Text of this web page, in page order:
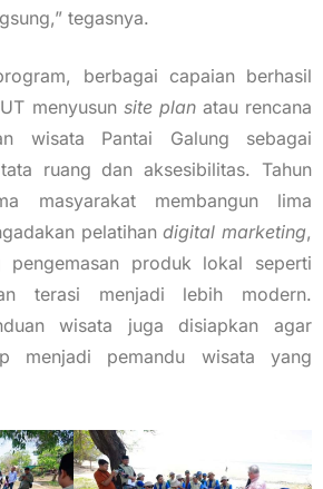
tegasnya.
berbagai capaian berhasil
menyusun site planatau rencana
wisata Pantai Galung sebagai
tata ruang dan aksesibilitas. Tahun
masyarakat membangun lima
pelatihandigital marketing,
pengemasan produk lokal seperti
terasi menjadi lebih modern.
wisata juga disiapkan agar
menjadi pemandu wisata yang